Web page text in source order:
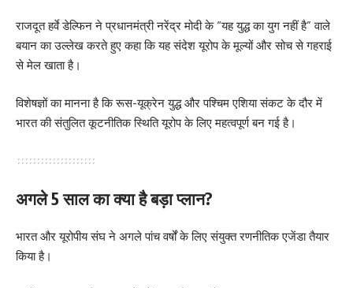
राजदूत हर्वे डेल्फिन ने प्रधानमंत्री नरेंद्र मोदी के “यह युद्ध का युग नहीं है” वाले
बयान का उल्लेख करते हुए कहा कि यह संदेश यूरोप के मूल्यों और सोच से गहराई
से मेल खाता है।
विशेषज्ञों का मानना है कि रूस-यूक्रेन युद्ध और पश्चिम एशिया संकट के दौर में
भारत की संतुलित कूटनीतिक स्थिति यूरोप के लिए महत्वपूर्ण बन गई है।
अगले 5 साल का क्या है बड़ा प्लान?
भारत और यूरोपीय संघ ने अगले पांच वर्षों के लिए संयुक्त रणनीतिक एजेंडा तैयार
किया है।